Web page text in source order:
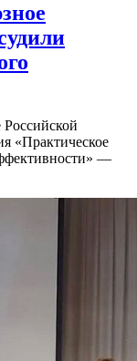
«Практическое
—